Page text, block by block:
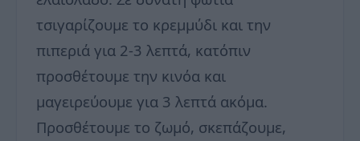
τσιγαρίζουμε το κρεμμύδι και την
πιπεριά για 2-3 λεπτά, κατόπιν
προσθέτουμε την κινόα και
μαγειρεύουμε για 3 λεπτά ακόμα.
Προσθέτουμε το ζωμό, σκεπάζουμε,